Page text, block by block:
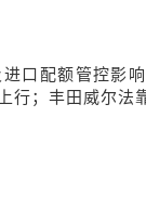
口配额管控影
；丰田威尔法